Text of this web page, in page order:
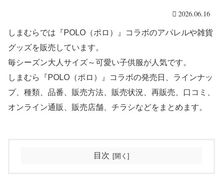
2026.06.16
しまむらでは『POLO（ポロ）』コラボのアパレルや雑貨
グッズを販売しています。
毎シーズン大人サイズ～可愛い子供服が人気です。
しまむら『POLO（ポロ）』コラボの発売日、ラインナッ
プ、種類、品番、販売方法、販売状況、再販売、口コミ、
オンライン通販、販売店舗、チラシなどをまとめます。
目次